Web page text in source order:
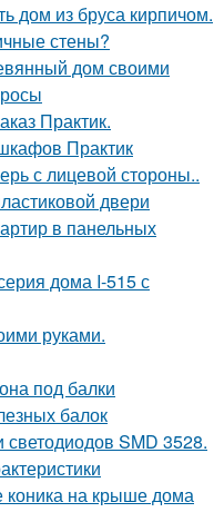
дом из бруса кирпичом.
стены?
дом своими
Практик.
Практик
с лицевой стороны..
двери
в панельных
дома I-515 с
руками.
под балки
балок
светодиодов SMD 3528.
коника на крыше дома